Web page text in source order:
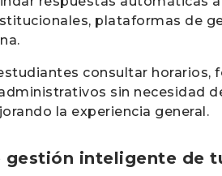
plataformas de
consultar horarios,
sin necesidad
la experiencia general.
gestión inteligente de